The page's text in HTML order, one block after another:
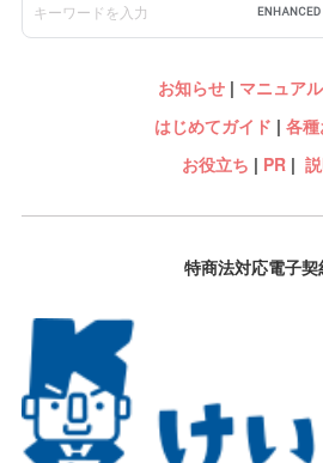
お知らせ| マニュアル
はじめてガイド | 各
お役立ち | PR|
特商法対応電子契